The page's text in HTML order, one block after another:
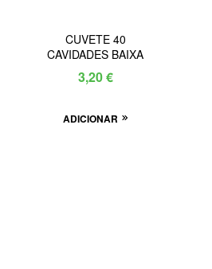
CUVETE 40
CAVIDADES BAIXA
3,20€
ADICIONAR